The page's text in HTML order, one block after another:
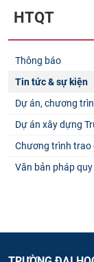
HTQT
Thông báo
Tin tức & sự kiện
Dự án, chương
Dự án xây dựng
Chương trình trao
Văn bản pháp quy